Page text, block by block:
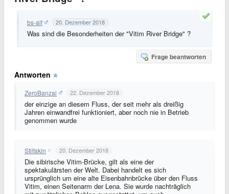
bs-alf 20. Dezember 2018
Was sind die Besonderheiten der "Vitim River Bridge" ?
Frage beantworten
Antworten
ZeroBanzai 22. Dezember 2018
der einzige an diesem Fluss, der seit mehr als dreißig
Jahren einwandfrei funktioniert, aber noch nie in Betrieb
genommen wurde
Stiltskin 20. Dezember 2018
Die sibirische Vitim-Brücke, gilt als eine der
spektakulärsten der Welt. Dabei handelt es sich
ursprünglich um eine alte Eisenbahnbrücke über den Fluss
Vitim, einen Seitenarm der Lena. Sie wurde nachträglich